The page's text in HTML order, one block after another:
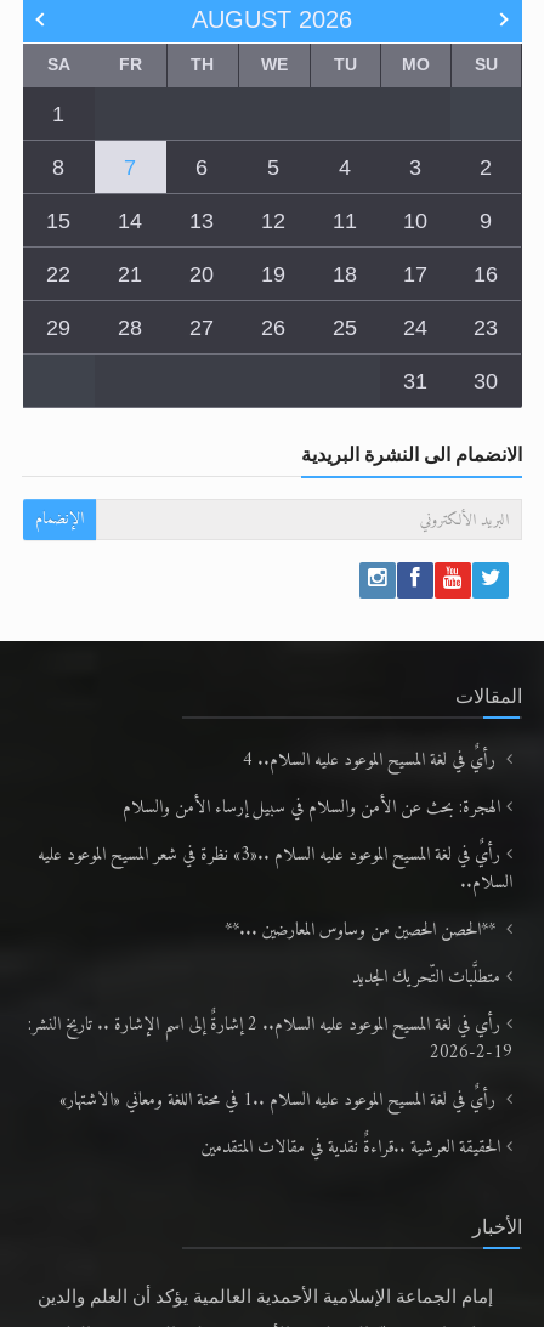
TU
WE
TH
1
8
9
10
11
12
13
14
15
16
17
18
19
20
21
22
23
24
25
26
27
28
29
30
31
الانضمام الى النشرة البريدية
المقالات
رأيٌ في لغة المسيح الموعود عليه السلام.. 4
الهجرة: بحث عن الأمن والسلام في سبيل إرساء الأمن والسلام
رأيٌ في لغة المسيح الموعود عليه السلام ..«3» نظرة في شعر المسيح الموعود عليه
السلام..
**الحصن الحصين من وساوس المعارضين ...**
متطلَّبات التّحريك الجديد
رأيٌ في لغة المسيح الموعود عليه السلام ..1 في محنة اللغة ومعاني «الاشتهار»
الحقيقة العرشية ..قراءةٌ نقدية في مقالات المتقدمين
إمام الجماعة الإسلامية الأحمدية العالمية يؤكد أن العلم والدين
متلازمان، ويحثّ المسلمين الأحمديين على التفوّق في العلوم